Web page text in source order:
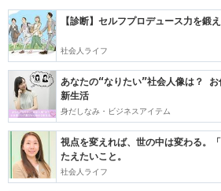
【診断】セルフプロデュース力を
社会人ライフ
あなたの“なりたい”社会人像は？
新生活
身だしなみ・ビジネスアイテム
視点を変えれば、世の中は変わる。
たえたいこと。
社会人ライフ